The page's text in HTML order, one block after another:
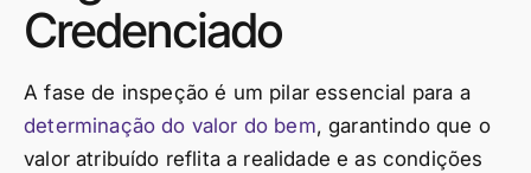
Credenciado
A fase de inspeção é um pilar essencial para a
determinação do valor do bem, garantindo que o
valor atribuído reflita a realidade e as condições